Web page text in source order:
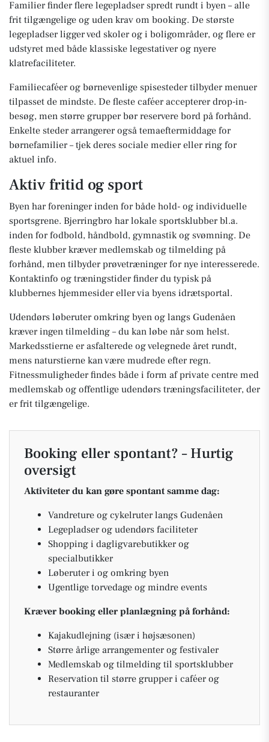
Familier finder flere legepladser spredt rundt i byen – alle
frit tilgængelige og uden krav om booking. De største
legepladser ligger ved skoler og i boligområder, og flere er
udstyret med både klassiske legestativer og nyere
klatrefaciliteter.
Familiecaféer og børnevenlige spisesteder tilbyder menuer
tilpasset de mindste. De fleste caféer accepterer drop-in-
besøg, men større grupper bør reservere bord på forhånd.
Enkelte steder arrangerer også temaeftermiddage for
børnefamilier – tjek deres sociale medier eller ring for
aktuel info.
Aktiv fritid og sport
Byen har foreninger inden for både hold- og individuelle
sportsgrene. Bjerringbro har lokale sportsklubber bl.a.
inden for fodbold, håndbold, gymnastik og svømning. De
fleste klubber kræver medlemskab og tilmelding på
forhånd, men tilbyder prøvetræninger for nye interesserede.
Kontaktinfo og træningstider finder du typisk på
klubbernes hjemmesider eller via byens idrætsportal.
Udendørs løberuter omkring byen og langs Gudenåen
kræver ingen tilmelding – du kan løbe når som helst.
Markedsstierne er asfalterede og velegnede året rundt,
mens naturstierne kan være mudrede efter regn.
Fitnessmuligheder findes både i form af private centre med
medlemskab og offentlige udendørs træningsfaciliteter, der
er frit tilgængelige.
Booking eller spontant? – Hurtig
oversigt
Aktiviteter du kan gøre spontant samme dag:
Vandreture og cykelruter langs Gudenåen
Legepladser og udendørs faciliteter
Shopping i dagligvarebutikker og
specialbutikker
Løberuter i og omkring byen
Ugentlige torvedage og mindre events
Kræver booking eller planlægning på forhånd:
Kajakudlejning (især i højsæsonen)
Større årlige arrangementer og festivaler
Medlemskab og tilmelding til sportsklubber
Reservation til større grupper i caféer og
restauranter